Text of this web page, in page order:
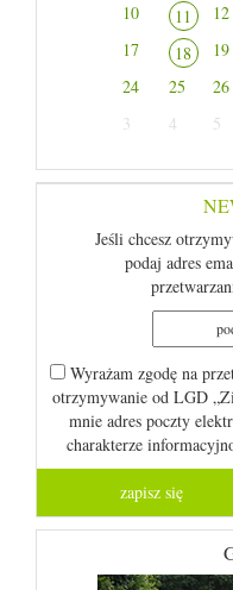
10
11 12
17
18 19
24
25 26
3
4 5
Jeśli chcesz
podaj adres
Wyrażam zgodę na
otrzymywanie od LGD
mnie adres poczty
charakterze